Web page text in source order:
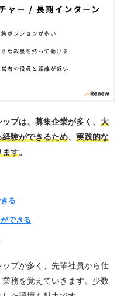
プは、募集企業が多く、 大
験ができるため、 実践的な
ます。
る
できる
プが多く、先輩社員から仕
務を覚えていきます。少数